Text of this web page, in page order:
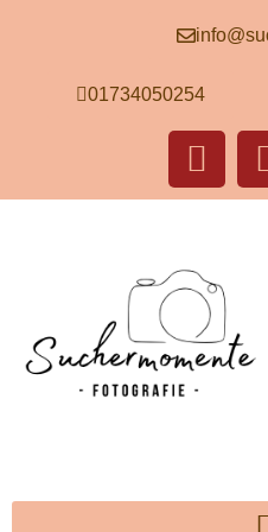
01734050254